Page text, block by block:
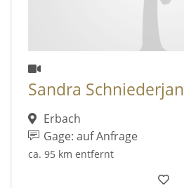
Sandra Schniederjan
Erbach
Gage: auf Anfrage
ca. 95 km entfernt